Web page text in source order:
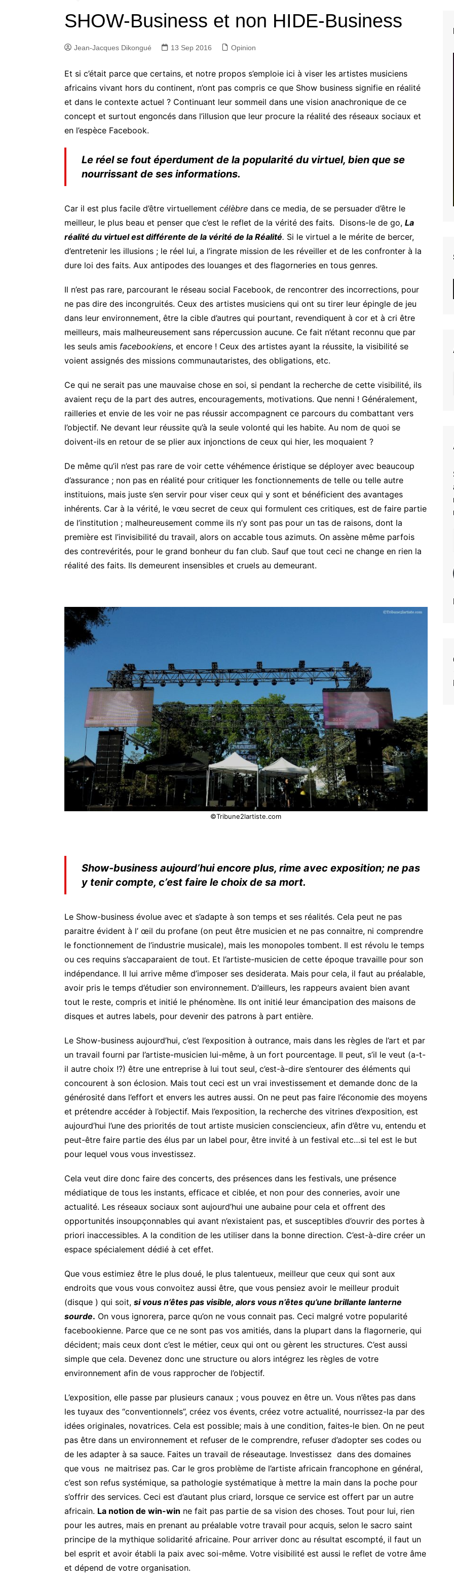
SHOW-Business et non HIDE-Business
Jean-Jacques Dikongué 13 Sep 2016 Opinion
Et si c’était parce que certains, et notre propos s’emploie ici à viser les artistes musiciens
africains vivant hors du continent, n’ont pas compris ce que Show business signifie en réalité
et dans le contexte actuel ? Continuant leur sommeil dans une vision anachronique de ce
concept et surtout engoncés dans l’illusion que leur procure la réalité des réseaux sociaux et
en l’espèce Facebook.
Le réel se fout éperdument de la popularité du virtuel, bien que se
nourrissant de ses informations.
Car il est plus facile d’être virtuellement célèbre dans ce media, de se persuader d’être le
meilleur, le plus beau et penser que c’est le reflet de la vérité des faits. Disons-le de go, La
réalité du virtuel est différente de la vérité de la Réalité. Si le virtuel a le mérite de bercer,
d’entretenir les illusions ; le réel lui, a l’ingrate mission de les réveiller et de les confronter à la
dure loi des faits. Aux antipodes des louanges et des flagorneries en tous genres.
Il n’est pas rare, parcourant le réseau social Facebook, de rencontrer des incorrections, pour
ne pas dire des incongruités. Ceux des artistes musiciens qui ont su tirer leur épingle de jeu
dans leur environnement, être la cible d’autres qui pourtant, revendiquent à cor et à cri être
meilleurs, mais malheureusement sans répercussion aucune. Ce fait n’étant reconnu que par
les seuls amis facebookiens, et encore ! Ceux des artistes ayant la réussite, la visibilité se
voient assignés des missions communautaristes, des obligations, etc.
Ce qui ne serait pas une mauvaise chose en soi, si pendant la recherche de cette visibilité, ils
avaient reçu de la part des autres, encouragements, motivations. Que nenni ! Généralement,
railleries et envie de les voir ne pas réussir accompagnent ce parcours du combattant vers
l’objectif. Ne devant leur réussite qu’à la seule volonté qui les habite. Au nom de quoi se
doivent-ils en retour de se plier aux injonctions de ceux qui hier, les moquaient ?
De même qu’il n’est pas rare de voir cette véhémence éristique se déployer avec beaucoup
d’assurance ; non pas en réalité pour critiquer les fonctionnements de telle ou telle autre
instituions, mais juste s’en servir pour viser ceux qui y sont et bénéficient des avantages
inhérents. Car à la vérité, le vœu secret de ceux qui formulent ces critiques, est de faire partie
de l’institution ; malheureusement comme ils n’y sont pas pour un tas de raisons, dont la
première est l’invisibilité du travail, alors on accable tous azimuts. On assène même parfois
des contrevérités, pour le grand bonheur du fan club. Sauf que tout ceci ne change en rien la
réalité des faits. Ils demeurent insensibles et cruels au demeurant.
©Tribune2lartiste.com
Show-business aujourd’hui encore plus, rime avec exposition; ne pas
y tenir compte, c’est faire le choix de sa mort.
Le Show-business évolue avec et s’adapte à son temps et ses réalités. Cela peut ne pas
paraitre évident à l’ œil du profane (on peut être musicien et ne pas connaitre, ni comprendre
le fonctionnement de l’industrie musicale), mais les monopoles tombent. Il est révolu le temps
ou ces requins s’accaparaient de tout. Et l’artiste-musicien de cette époque travaille pour son
indépendance. Il lui arrive même d’imposer ses desiderata. Mais pour cela, il faut au préalable,
avoir pris le temps d’étudier son environnement. D’ailleurs, les rappeurs avaient bien avant
tout le reste, compris et initié le phénomène. Ils ont initié leur émancipation des maisons de
disques et autres labels, pour devenir des patrons à part entière.
Le Show-business aujourd’hui, c’est l’exposition à outrance, mais dans les règles de l’art et par
un travail fourni par l’artiste-musicien lui-même, à un fort pourcentage. Il peut, s’il le veut (a-t-
il autre choix !?) être une entreprise à lui tout seul, c’est-à-dire s’entourer des éléments qui
concourent à son éclosion. Mais tout ceci est un vrai investissement et demande donc de la
générosité dans l’effort et envers les autres aussi. On ne peut pas faire l’économie des moyens
et prétendre accéder à l’objectif. Mais l’exposition, la recherche des vitrines d’exposition, est
aujourd’hui l’une des priorités de tout artiste musicien consciencieux, afin d’être vu, entendu et
peut-être faire partie des élus par un label pour, être invité à un festival etc…si tel est le but
pour lequel vous vous investissez.
Cela veut dire donc faire des concerts, des présences dans les festivals, une présence
médiatique de tous les instants, efficace et ciblée, et non pour des conneries, avoir une
actualité. Les réseaux sociaux sont aujourd’hui une aubaine pour cela et offrent des
opportunités insoupçonnables qui avant n’existaient pas, et susceptibles d’ouvrir des portes à
priori inaccessibles. A la condition de les utiliser dans la bonne direction. C’est-à-dire créer un
espace spécialement dédié à cet effet.
Que vous estimiez être le plus doué, le plus talentueux, meilleur que ceux qui sont aux
endroits que vous vous convoitez aussi être, que vous pensiez avoir le meilleur produit
(disque ) qui soit, si vous n’êtes pas visible, alors vous n’êtes qu’une brillante lanterne
sourde. On vous ignorera, parce qu’on ne vous connait pas. Ceci malgré votre popularité
facebookienne. Parce que ce ne sont pas vos amitiés, dans la plupart dans la flagornerie, qui
décident; mais ceux dont c’est le métier, ceux qui ont ou gèrent les structures. C’est aussi
simple que cela. Devenez donc une structure ou alors intégrez les règles de votre
environnement afin de vous rapprocher de l’objectif.
L’exposition, elle passe par plusieurs canaux ; vous pouvez en être un. Vous n’êtes pas dans
les tuyaux des “conventionnels”, créez vos évents, créez votre actualité, nourrissez-la par des
idées originales, novatrices. Cela est possible; mais à une condition, faites-le bien. On ne peut
pas être dans un environnement et refuser de le comprendre, refuser d’adopter ses codes ou
de les adapter à sa sauce. Faites un travail de réseautage. Investissez dans des domaines
que vous ne maitrisez pas. Car le gros problème de l’artiste africain francophone en général,
c’est son refus systémique, sa pathologie systématique à mettre la main dans la poche pour
s’offrir des services. Ceci est d’autant plus criard, lorsque ce service est offert par un autre
africain. La notion de win-win ne fait pas partie de sa vision des choses. Tout pour lui, rien
pour les autres, mais en prenant au préalable votre travail pour acquis, selon le sacro saint
principe de la mythique solidarité africaine. Pour arriver donc au résultat escompté, il faut un
bel esprit et avoir établi la paix avec soi-même. Votre visibilité est aussi le reflet de votre âme
et dépend de votre organisation.